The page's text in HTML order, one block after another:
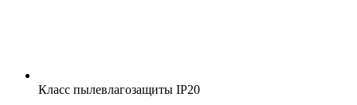
Класс пылевлагозащиты IP20